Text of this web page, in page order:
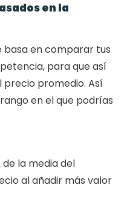
en la
basa en comparar tus
para que así
precio promedio. Así
en el que podrías
de la media del
al añadir más valor